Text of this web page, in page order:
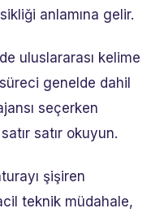
anlamına gelir.
uluslararası kelime
genelde dahil
seçerken
satır okuyun.
şişiren
teknik müdahale,